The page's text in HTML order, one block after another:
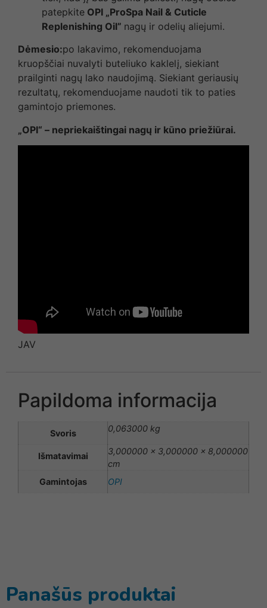
patepkite OPI „ProSpa Nail & Cuticle
Replenishing Oil” nagų ir odelių aliejumi.
Dėmesio:po lakavimo, rekomenduojama
kruopščiai nuvalyti buteliuko kaklelį, siekiant
prailginti nagų lako naudojimą. Siekiant geriausių
rezultatų, rekomenduojame naudoti tik to paties
gamintojo priemones.
„OPI“ – nepriekaištingai nagų ir kūno priežiūrai.
JAV
Papildoma informacija
Svoris 0,063000 kg
Išmatavimai
3,000000 × 3,000000 × 8,000000
cm
Gamintojas
OPI
Panašūs produktai